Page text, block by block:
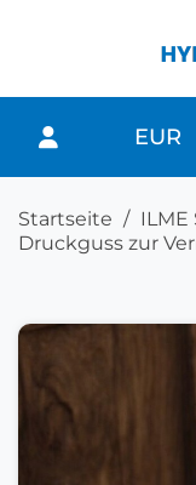
EUR
Startseite
Druckguss zur